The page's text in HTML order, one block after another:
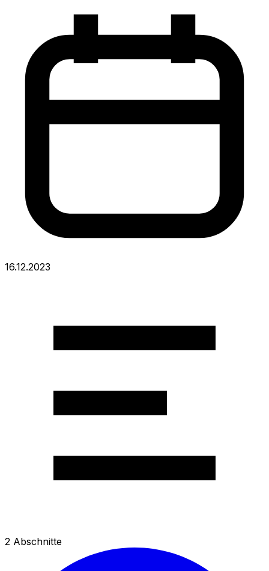
16.12.2023
2 Abschnitte